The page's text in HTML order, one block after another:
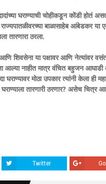
घराण्याची चोहीकडून कोंडी होतं
बाळासाहेब आंबेडकर या
तारणारा ठरला.
शिवसेना या पक्षावर आणि नेत्यांवर
आल्या नाहीत मात्र वंचित बहुजन आघाडी
घराण्यावर मोठा उपकार त्यांनी केला ही
तारणारी ठरणार? असेच चित्र
Twitter